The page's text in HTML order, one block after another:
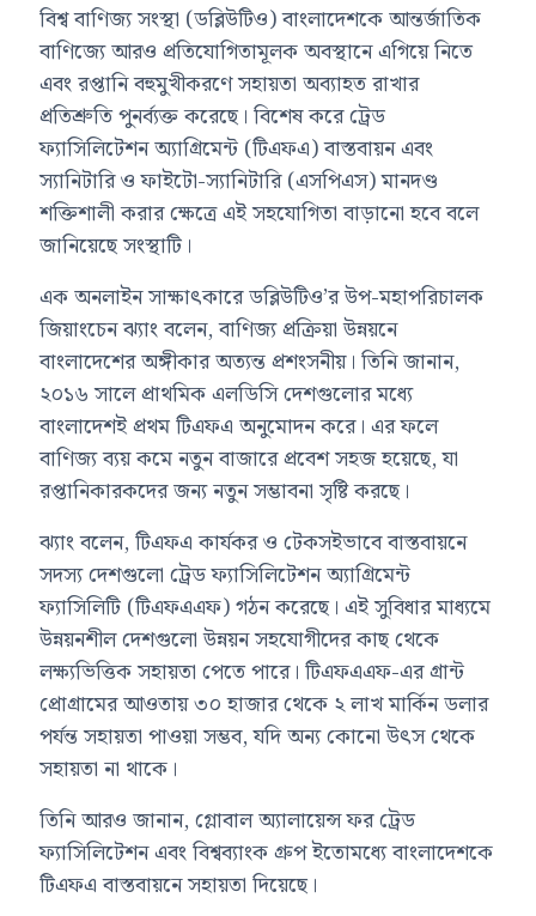
বিশ্ব বাণিজ্য সংস্থা (ডব্লিউটিও) বাংলাদেশকে আন্তর্জাতিক
বাণিজ্যে আরও প্রতিযোগিতামূলক অবস্থানে এগিয়ে নিতে
এবং রপ্তানি বহুমুখীকরণে সহায়তা অব্যাহত রাখার
প্রতিশ্রুতি পুনর্ব্যক্ত করেছে। বিশেষ করে ট্রেড
ফ্যাসিলিটেশন অ্যাগ্রিমেন্ট (টিএফএ) বাস্তবায়ন এবং
স্যানিটারি ও ফাইটো-স্যানিটারি (এসপিএস) মানদণ্ড
শক্তিশালী করার ক্ষেত্রে এই সহযোগিতা বাড়ানো হবে বলে
জানিয়েছে সংস্থাটি।
এক অনলাইন সাক্ষাৎকারে ডব্লিউটিও’র উপ-মহাপরিচালক
জিয়াংচেন ঝ্যাং বলেন, বাণিজ্য প্রক্রিয়া উন্নয়নে
বাংলাদেশের অঙ্গীকার অত্যন্ত প্রশংসনীয়। তিনি জানান,
২০১৬ সালে প্রাথমিক এলডিসি দেশগুলোর মধ্যে
বাংলাদেশই প্রথম টিএফএ অনুমোদন করে। এর ফলে
বাণিজ্য ব্যয় কমে নতুন বাজারে প্রবেশ সহজ হয়েছে, যা
রপ্তানিকারকদের জন্য নতুন সম্ভাবনা সৃষ্টি করছে।
ঝ্যাং বলেন, টিএফএ কার্যকর ও টেকসইভাবে বাস্তবায়নে
সদস্য দেশগুলো ট্রেড ফ্যাসিলিটেশন অ্যাগ্রিমেন্ট
ফ্যাসিলিটি (টিএফএএফ) গঠন করেছে। এই সুবিধার মাধ্যমে
উন্নয়নশীল দেশগুলো উন্নয়ন সহযোগীদের কাছ থেকে
লক্ষ্যভিত্তিক সহায়তা পেতে পারে। টিএফএএফ-এর গ্রান্ট
প্রোগ্রামের আওতায় ৩০ হাজার থেকে ২ লাখ মার্কিন ডলার
পর্যন্ত সহায়তা পাওয়া সম্ভব, যদি অন্য কোনো উৎস থেকে
সহায়তা না থাকে।
তিনি আরও জানান, গ্লোবাল অ্যালায়েন্স ফর ট্রেড
ফ্যাসিলিটেশন এবং বিশ্বব্যাংক গ্রুপ ইতোমধ্যে বাংলাদেশকে
টিএফএ বাস্তবায়নে সহায়তা দিয়েছে।